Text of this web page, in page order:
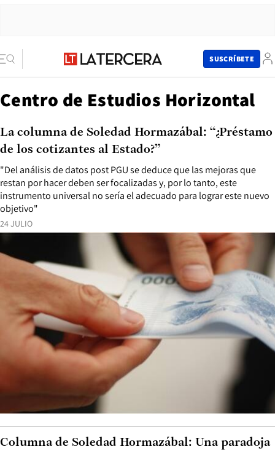
SUSCRÍBETE
Centro de Estudios Horizontal
24 JULIO
"Del análisis de datos post PGU se deduce que las mejoras que
restan por hacer deben ser focalizadas y, por lo tanto, este
instrumento universal no sería el adecuado para lograr este nuevo
objetivo"
La columna de Soledad Hormazábal: “¿Préstamo
de los cotizantes al Estado?”
Columna de Soledad Hormazábal: Una paradoja